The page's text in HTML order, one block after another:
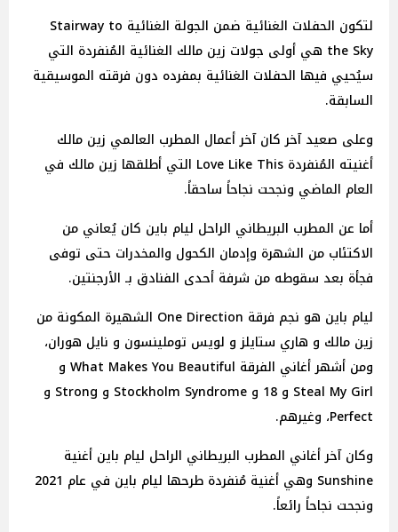
لتكون الحفلات الغنائية ضمن الجولة الغنائية Stairway to
the Sky هي أولى جولات زين مالك الغنائية المُنفردة التي
سيُحيي فيها الحفلات الغنائية بمفرده دون فرقته الموسيقية
السابقة.
وعلى صعيد آخر كان آخر أعمال المطرب العالمي زين مالك
أغنيته المُنفردة Love Like This التي أطلقها زين مالك في
العام الماضي ونجحت نجاحاً ساحقاً.
أما عن المطرب البريطاني الراحل ليام باين كان يُعاني من
الاكتئاب من الشهرة وإدمان الكحول والمخدرات حتى توفى
فجأة بعد سقوطه من شرفة أحدى الفنادق بـ الأرجنتين.
ليام باين هو نجم فرقة One Direction الشهيرة المكونة من
زين مالك و هاري ستايلز و لويس توملينسون و نايل هوران،
ومن أشهر أغاني الفرقة What Makes You Beautiful و
Steal My Girl و 18 و Stockholm Syndrome و Strong و
Perfect، وغيرهم.
وكان آخر أغاني المطرب البريطاني الراحل ليام باين أغنية
Sunshine وهي أغنية مُنفردة طرحها ليام باين في عام 2021
ونجحت نجاحاً رائعاً.